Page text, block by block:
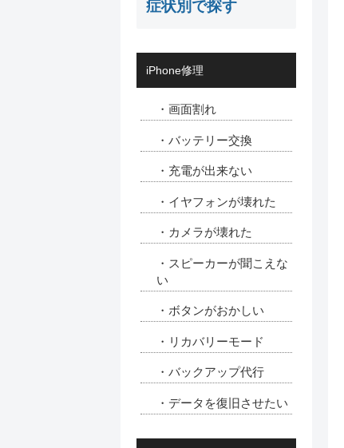
症状別で探す
iPhone修理
・画面割れ
・バッテリー交換
・充電が出来ない
・イヤフォンが壊れた
・カメラが壊れた
・スピーカーが聞こえな
い
・ボタンがおかしい
・リカバリーモード
・バックアップ代行
・データを復旧させたい